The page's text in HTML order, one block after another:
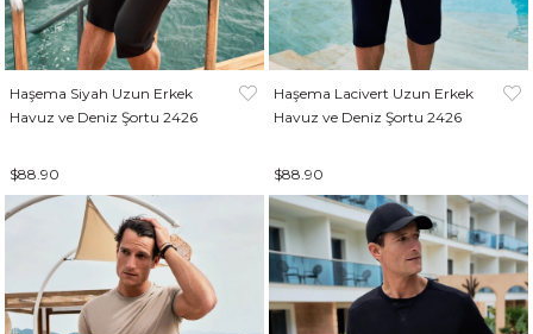
Haşema Siyah Uzun Erkek
Havuz ve Deniz Şortu 2426
$88.90
Haşema Lacivert Uzun Erkek
Havuz ve Deniz Şortu 2426
$88.90